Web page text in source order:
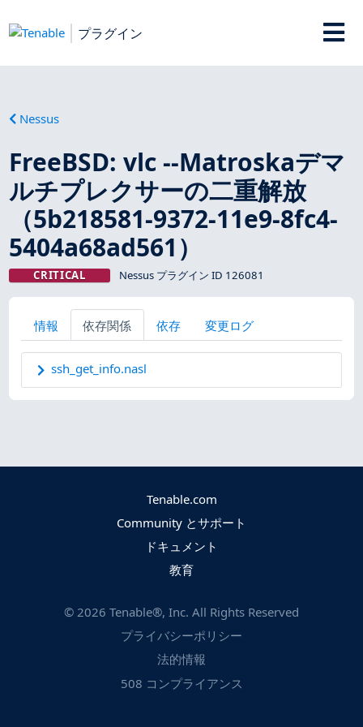
プラグイン
Nessus
FreeBSD: vlc --Matroskaデマ
ルチプレクサーの二重解放
（5b218581-9372-11e9-8fc4-
5404a68ad561）
CRITICAL Nessus プラグイン ID 126081
情報 依存関係 依存 変更ログ
ssh_get_info.nasl
Tenable.com
Community とサポート
ドキュメント
教育
© 2026 Tenable®, Inc. All Rights Reserved
プライバシーポリシー
法的情報
508 コンプライアンス